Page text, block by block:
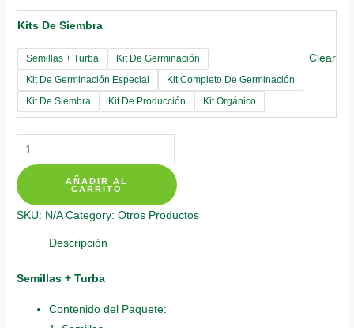
Kits De Siembra
Semillas + Turba
Kit De Germinación
Kit De Germinación Especial
Kit Completo De Germinación
Kit De Siembra
Kit De Producción Kit Orgánico
Clear
Kits
De
Siembra
Para
Búcaro
Cachimbo
AÑADIR AL
CARRITO
SKU: N/A Category:Otros Productos
Descripción
Semillas + Turba
Contenido del Paquete: